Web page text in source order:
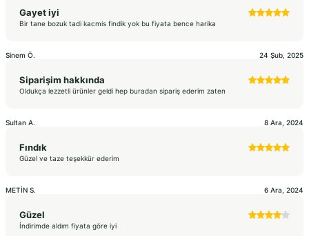
Gayet iyi
Bir tane bozuk tadi kacmis findik yok bu fiyata bence harika
Sinem Ö. 24 Şub, 2025
Siparişim hakkında
Oldukça lezzetli ürünler geldi hep buradan sipariş ederim zaten
Sultan A. 8 Ara, 2024
Fındık
Güzel ve taze teşekkür ederim
METİN S. 6 Ara, 2024
Güzel
İndirimde aldım fiyata göre iyi